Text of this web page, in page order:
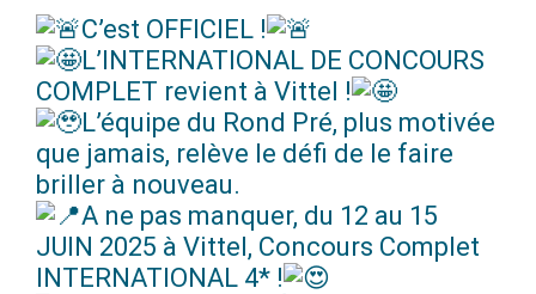
C’est OFFICIEL !
L’INTERNATIONAL DE CONCOURS
COMPLET revient à Vittel !
L’équipe du Rond Pré, plus motivée
que jamais, relève le défi de le faire
briller à nouveau.
A ne pas manquer, du 12 au 15
JUIN 2025 à Vittel, Concours Complet
INTERNATIONAL 4* !